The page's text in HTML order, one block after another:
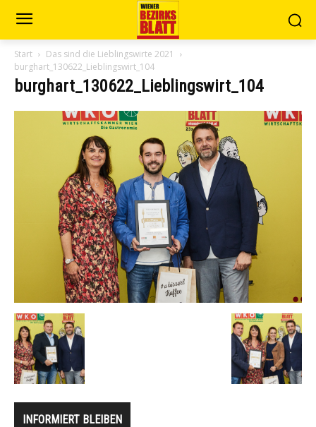
Start
Das sind die Lieblingswirte 2021
burghart_130622_Lieblingswirt_104
burghart_130622_Lieblingswirt_104
INFORMIERT BLEIBEN